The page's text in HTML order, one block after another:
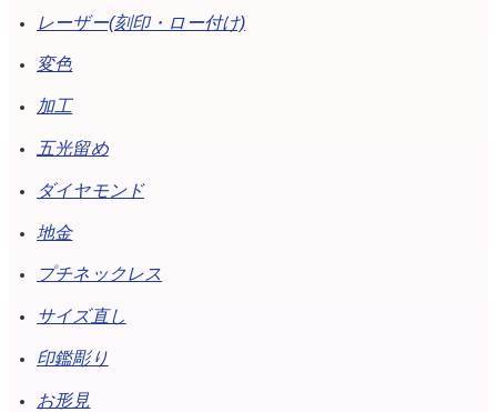
レーザー(刻印・ロー付け)
変色
加工
五光留め
ダイヤモンド
地金
プチネックレス
サイズ直し
印鑑彫り
お形見